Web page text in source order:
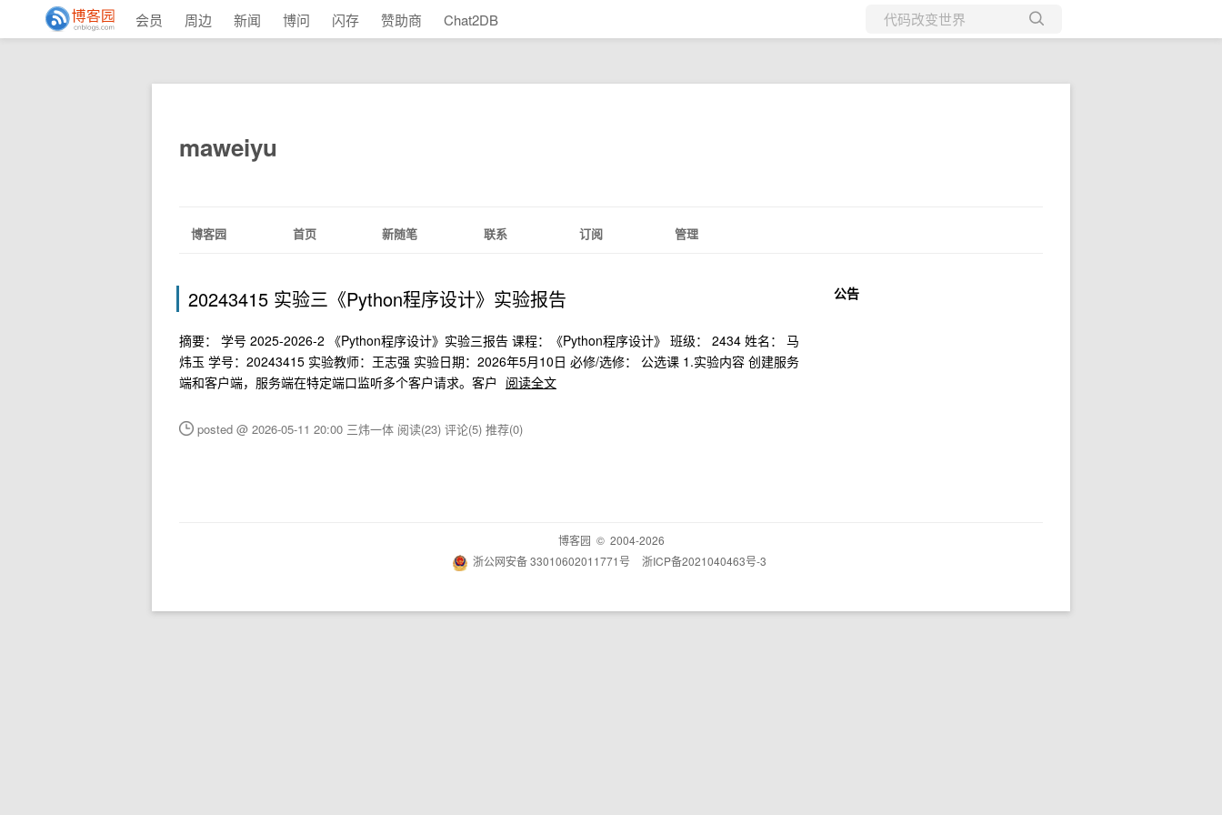
会员 周边 新闻 博问 闪存 赞助商 Chat2DB
当前博客
maweiyu
博客园 首页 新随笔 联系 订阅 管理
20243415 实验三《Python程序设计》实验报告
摘要： 学号 2025-2026-2 《Python程序设计》实验三报告 课程：《Python程序设计》 班级： 2434 姓名： 马
炜玉 学号：20243415 实验教师：王志强 实验日期：2026年5月10日 必修/选修： 公选课 1.实验内容 创建服务
端和客户端，服务端在特定端口监听多个客户请求。客户 阅读全文
posted @ 2026-05-11 20:00 三炜一体 阅读(23) 评论(5) 推荐(0)
公告
博客园 © 2004-2026
浙公网安备 33010602011771号
浙ICP备2021040463号-3